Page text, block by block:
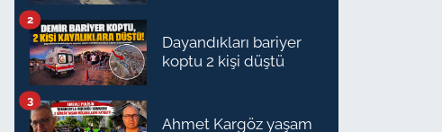
Dayandıkları bariyer
koptu 2 kişi düştü
2
Ahmet Kargöz yaşam
3